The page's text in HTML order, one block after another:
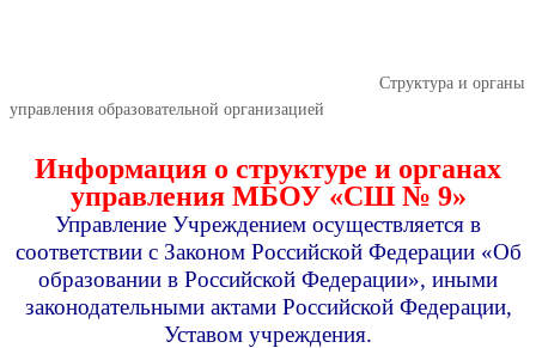
Структура и органы
управления образовательной организацией
Информация о структуре и органах
управления МБОУ «СШ № 9»
Управление Учреждением осуществляется в
соответствии с Законом Российской Федерации «Об
образовании в Российской Федерации», иными
законодательными актами Российской Федерации,
Уставом учреждения.